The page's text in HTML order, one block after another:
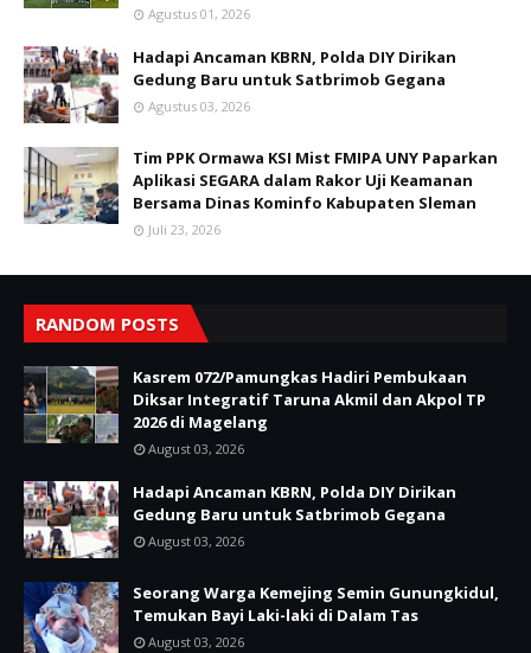
Agustus 01, 2026
Hadapi Ancaman KBRN, Polda DIY Dirikan
Gedung Baru untuk Satbrimob Gegana
Agustus 03, 2026
Tim PPK Ormawa KSI Mist FMIPA UNY Paparkan
Aplikasi SEGARA dalam Rakor Uji Keamanan
Bersama Dinas Kominfo Kabupaten Sleman
Juli 23, 2026
RANDOM POSTS
Kasrem 072/Pamungkas Hadiri Pembukaan
Diksar Integratif Taruna Akmil dan Akpol TP
2026 di Magelang
August 03, 2026
Hadapi Ancaman KBRN, Polda DIY Dirikan
Gedung Baru untuk Satbrimob Gegana
August 03, 2026
Seorang Warga Kemejing Semin Gunungkidul,
Temukan Bayi Laki-laki di Dalam Tas
August 03, 2026